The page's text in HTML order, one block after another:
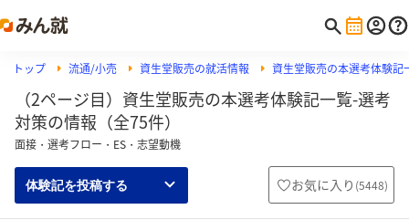
トップ 流通/小売 資生堂販売の就活情報 資生堂販売の本選考体験記
（2ページ目）資生堂販売の本選考体験記一覧-選考
対策の情報（全75件）
面接・選考フロー・ES・志望動機
体験記を投稿する お気に入り (5448)